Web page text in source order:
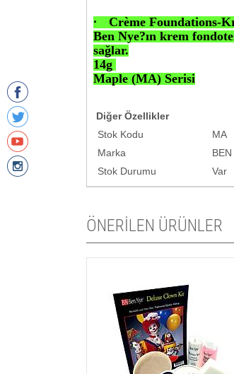
·
Crème Foundations-
Ben Nye?ın krem
sağlar.
14g
Maple (MA) Serisi
Diğer Özellikler
Stok Kodu
MA
Marka
Stok Durumu
Var
ÖNERİLEN ÜRÜNLER